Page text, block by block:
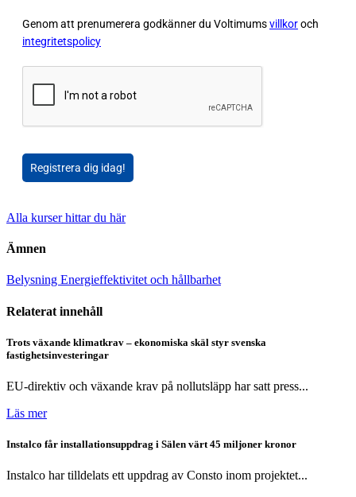
Genom att prenumerera godkänner du Voltimumsvillkoroch
integritetspolicy
Registrera dig idag!
Alla kurser hittar du här
Ämnen
Belysning Energieffektivitet och hållbarhet
Relaterat innehåll
Trots växande klimatkrav – ekonomiska skäl styr svenska
fastighetsinvesteringar
EU-direktiv och växande krav på nollutsläpp har satt press...
Läs mer
Instalco får installationsuppdrag i Sälen värt 45 miljoner kronor
Instalco har tilldelats ett uppdrag av Consto inom projektet...